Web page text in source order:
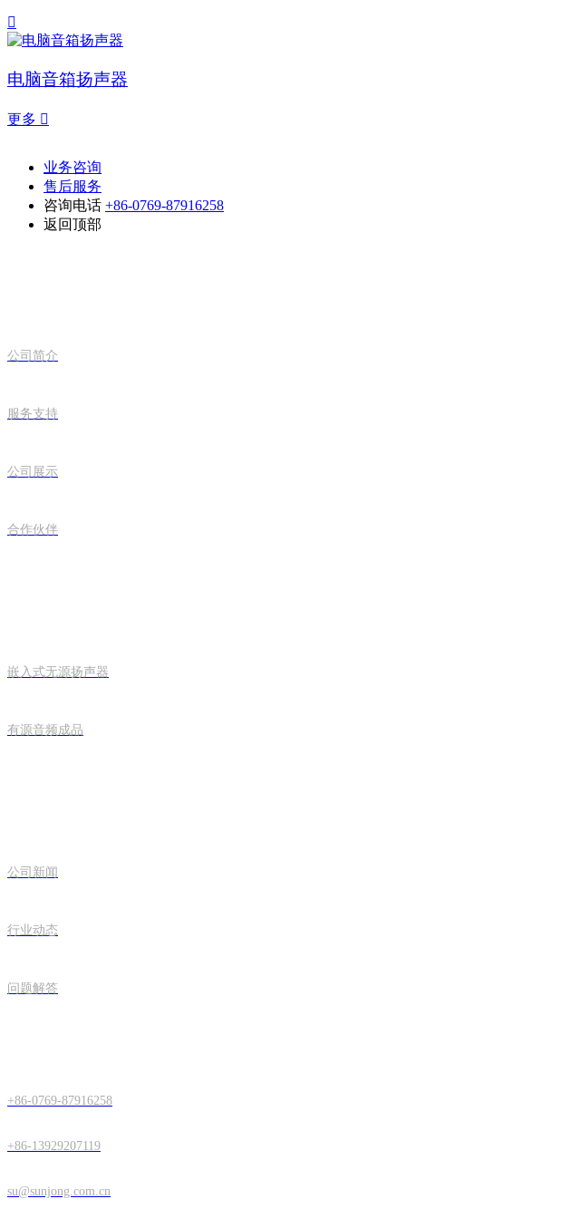

电脑音箱扬声器
更多 
业务咨询
售后服务
咨询电话 +86-0769-87916258
返回顶部
公司简介
服务支持
公司展示
合作伙伴
嵌入式无源扬声器
有源音频成品
公司新闻
行业动态
问题解答
+86-0769-87916258
+86-13929207119
su@sunjong.com.cn